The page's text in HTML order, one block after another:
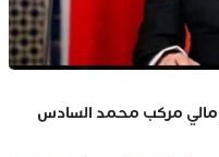
مالي مركب محمد السادس